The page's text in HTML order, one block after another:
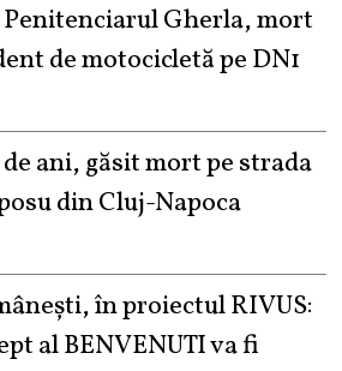
Gherla, mort
de motocicletă pe DN1
ani, găsit mort pe strada
din Cluj-Napoca
în proiectul RIVUS:
al BENVENUTI va fi